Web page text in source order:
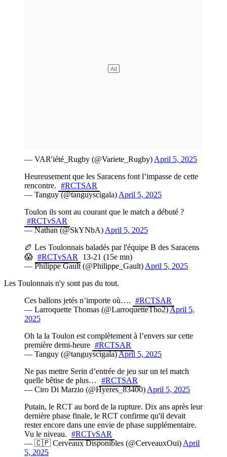
— VAR'iété_Rugby (@Variete_Rugby) April 5, 2025
Heureusement que les Saracens font l’impasse de cette
rencontre. #RCTSAR
— Tanguy (@tanguyscigala) April 5, 2025
Toulon ils sont au courant que le match a débuté ?
#RCTvSAR
— Nathan (@SkYNbA) April 5, 2025
🏉 Les Toulonnais baladés par l'équipe B des Saracens
😱 #RCTvSAR
13-21 (15e mn)
— Philippe Gault (@Philippe_Gault) April 5, 2025
Les Toulonnais n'y sont pas du tout.
Ces ballons jetés n’importe où…. #RCTSAR
— Larroquette Thomas (@LarroquetteTho2)April 5,
2025
Oh la la Toulon est complètement à l’envers sur cette
première demi-heure #RCTSAR
— Tanguy (@tanguyscigala)April 5, 2025
Ne pas mettre Serin d’entrée de jeu sur un tel match
quelle bêtise de plus… #RCTSAR
— Ciro Di Marzio (@Hyeres_83400) April 5, 2025
Putain, le RCT au bord de la rupture. Dix ans après leur
dernière phase finale, le RCT confirme qu'il devait
rester encore dans une envie de phase supplémentaire.
Vu le niveau. #RCTvSAR
— 🇨🇵 Cerveaux Disponibles (@CerveauxOui) April
5, 2025